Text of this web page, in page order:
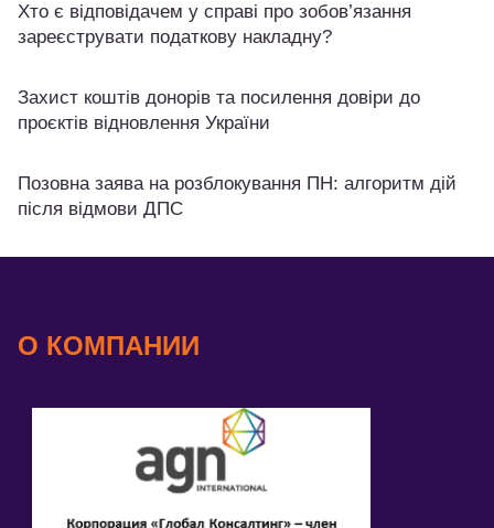
Хто є відповідачем у справі про зобов’язання
зареєструвати податкову накладну?
Захист коштів донорів та посилення довіри до
проєктів відновлення України
Позовна заява на розблокування ПН: алгоритм дій
після відмови ДПС
О КОМПАНИИ